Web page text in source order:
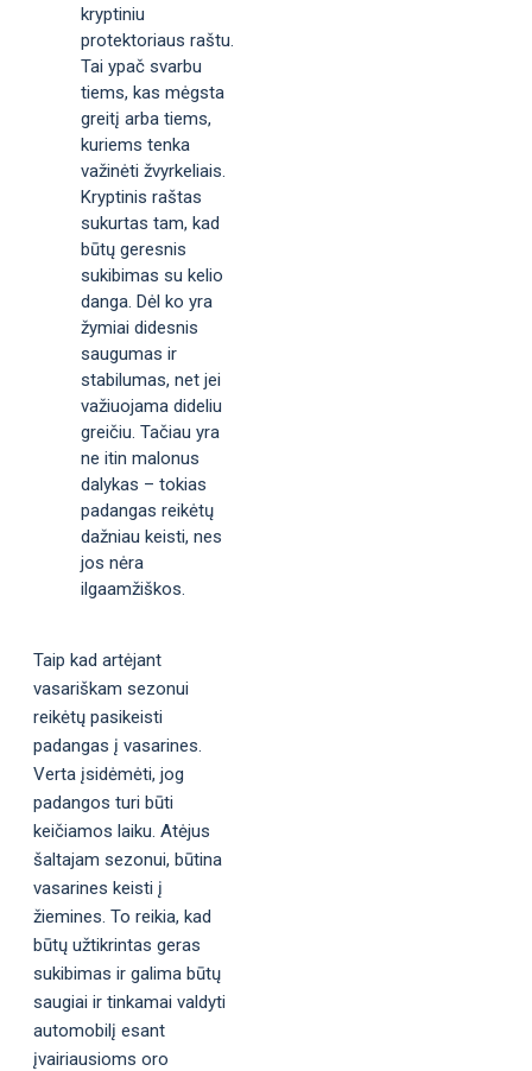
kryptiniu
protektoriaus raštu.
Tai ypač svarbu
tiems, kas mėgsta
greitį arba tiems,
kuriems tenka
važinėti žvyrkeliais.
Kryptinis raštas
sukurtas tam, kad
būtų geresnis
sukibimas su kelio
danga. Dėl ko yra
žymiai didesnis
saugumas ir
stabilumas, net jei
važiuojama dideliu
greičiu. Tačiau yra
ne itin malonus
dalykas – tokias
padangas reikėtų
dažniau keisti, nes
jos nėra
ilgaamžiškos.
Taip kad artėjant
vasariškam sezonui
reikėtų pasikeisti
padangas į vasarines.
Verta įsidėmėti, jog
padangos turi būti
keičiamos laiku. Atėjus
šaltajam sezonui, būtina
vasarines keisti į
žiemines. To reikia, kad
būtų užtikrintas geras
sukibimas ir galima būtų
saugiai ir tinkamai valdyti
automobilį esant
įvairiausioms oro